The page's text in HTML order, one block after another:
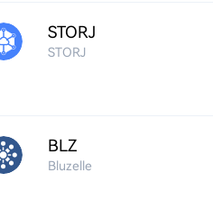
STORJ
STORJ
BLZ
Bluzelle